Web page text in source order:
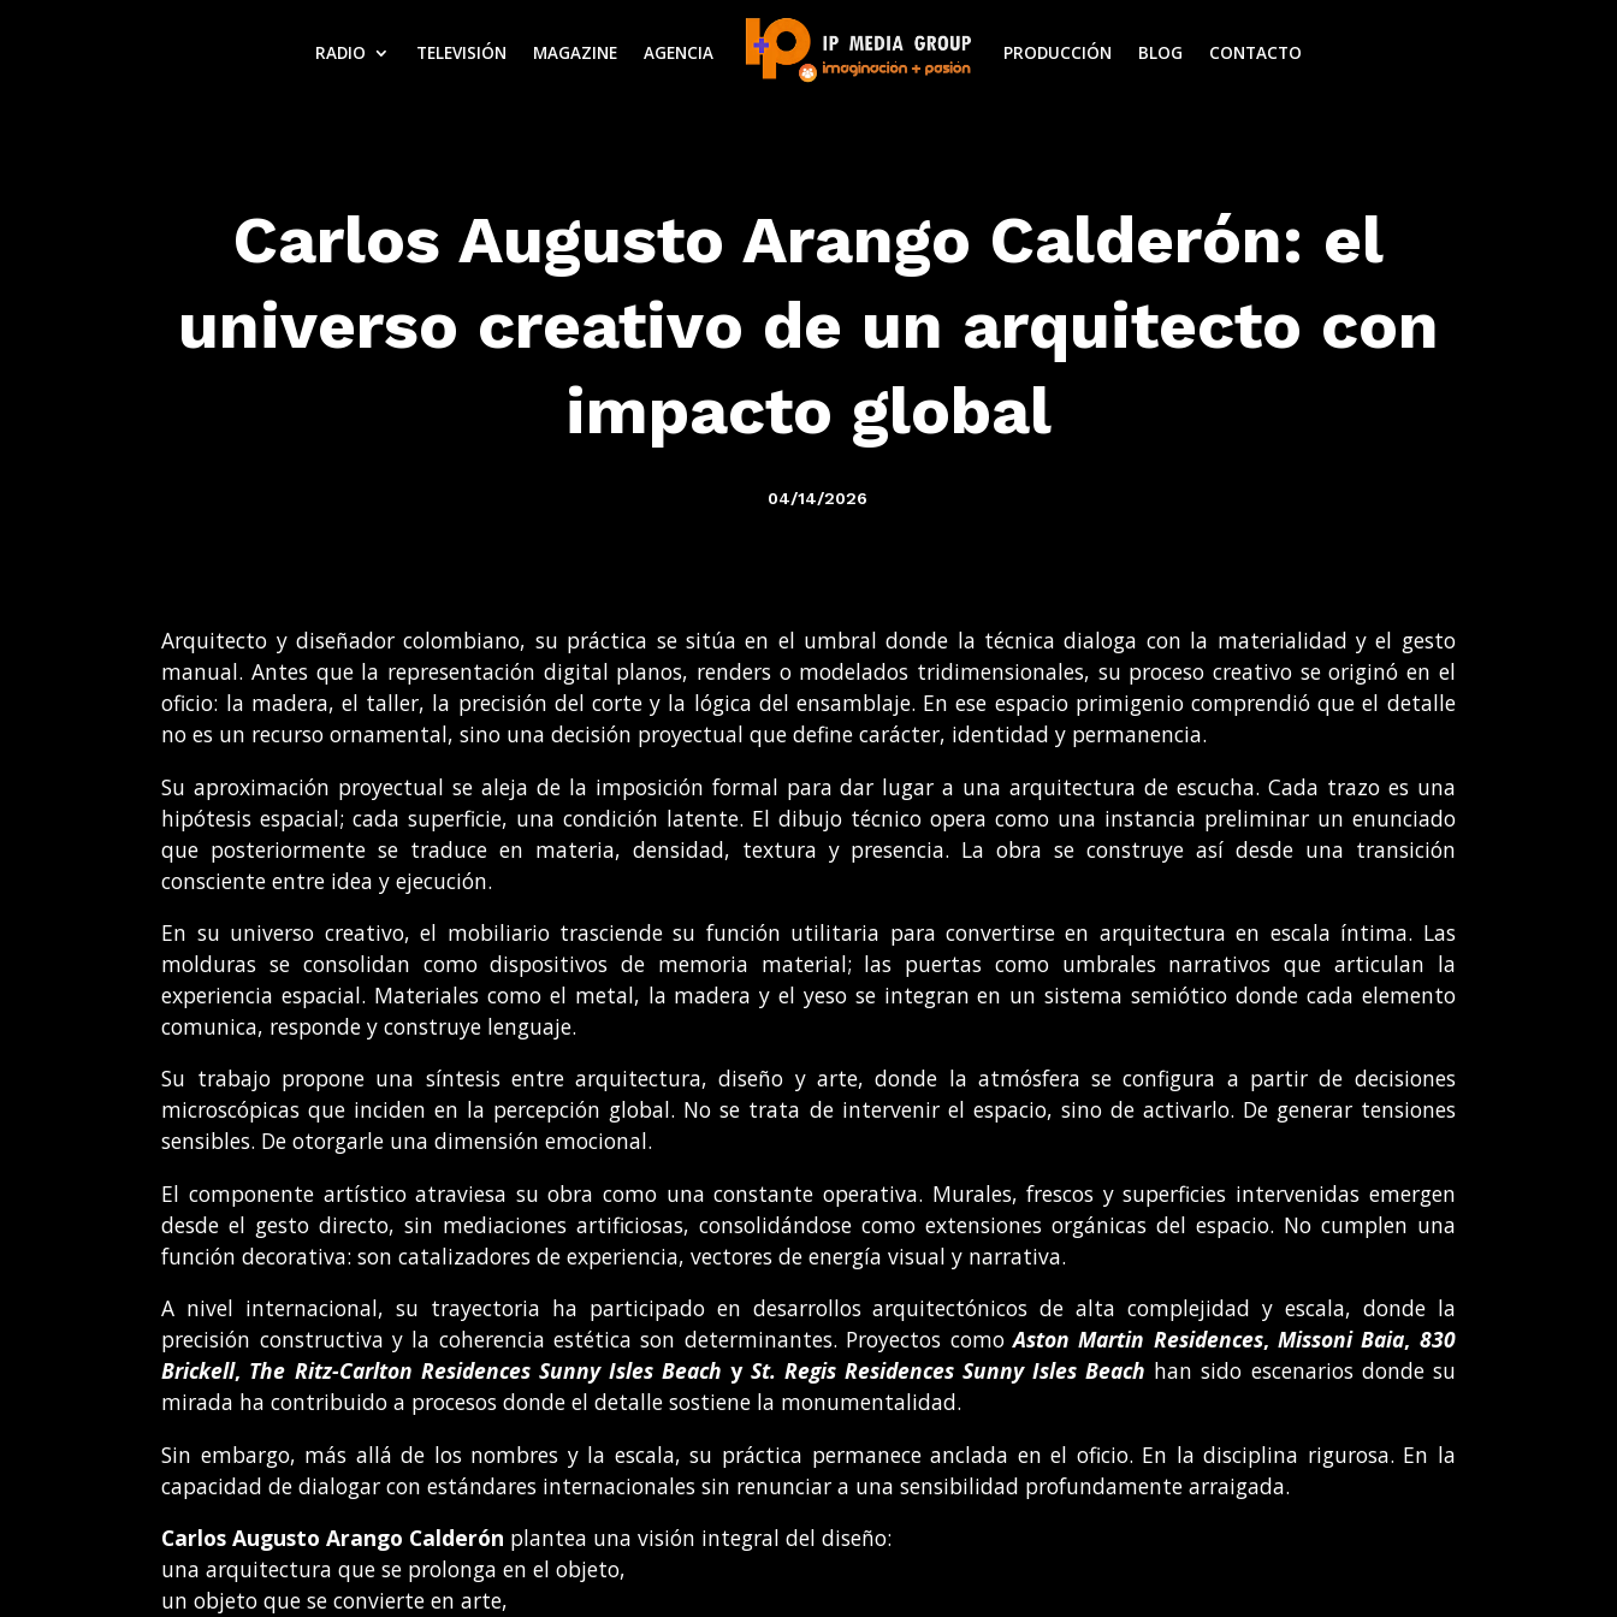
RADIO TELEVISIÓN MAGAZINE AGENCIA PRODUCCIÓN BLOG CONTACTO
Carlos Augusto Arango Calderón: el
universo creativo de un arquitecto con
impacto global
04/14/2026
Arquitecto y diseñador colombiano, su práctica se sitúa en el umbral donde la técnica dialoga con la materialidad y el gesto
manual. Antes que la representación digital planos, renders o modelados tridimensionales, su proceso creativo se originó en el
oficio: la madera, el taller, la precisión del corte y la lógica del ensamblaje. En ese espacio primigenio comprendió que el detalle
no es un recurso ornamental, sino una decisión proyectual que define carácter, identidad y permanencia.
Su aproximación proyectual se aleja de la imposición formal para dar lugar a una arquitectura de escucha. Cada trazo es una
hipótesis espacial; cada superficie, una condición latente. El dibujo técnico opera como una instancia preliminar un enunciado
que posteriormente se traduce en materia, densidad, textura y presencia. La obra se construye así desde una transición
consciente entre idea y ejecución.
En su universo creativo, el mobiliario trasciende su función utilitaria para convertirse en arquitectura en escala íntima. Las
molduras se consolidan como dispositivos de memoria material; las puertas como umbrales narrativos que articulan la
experiencia espacial. Materiales como el metal, la madera y el yeso se integran en un sistema semiótico donde cada elemento
comunica, responde y construye lenguaje.
Su trabajo propone una síntesis entre arquitectura, diseño y arte, donde la atmósfera se configura a partir de decisiones
microscópicas que inciden en la percepción global. No se trata de intervenir el espacio, sino de activarlo. De generar tensiones
sensibles. De otorgarle una dimensión emocional.
El componente artístico atraviesa su obra como una constante operativa. Murales, frescos y superficies intervenidas emergen
desde el gesto directo, sin mediaciones artificiosas, consolidándose como extensiones orgánicas del espacio. No cumplen una
función decorativa: son catalizadores de experiencia, vectores de energía visual y narrativa.
A nivel internacional, su trayectoria ha participado en desarrollos arquitectónicos de alta complejidad y escala, donde la
precisión constructiva y la coherencia estética son determinantes. Proyectos comoAston Martin Residences, Missoni Baia, 830
Brickell, The Ritz-Carlton Residences Sunny Isles Beach y St. Regis Residences Sunny Isles Beach han sido escenarios donde su
mirada ha contribuido a procesos donde el detalle sostiene la monumentalidad.
Sin embargo, más allá de los nombres y la escala, su práctica permanece anclada en el oficio. En la disciplina rigurosa. En la
capacidad de dialogar con estándares internacionales sin renunciar a una sensibilidad profundamente arraigada.
Carlos Augusto Arango Calderón plantea una visión integral del diseño:
una arquitectura que se prolonga en el objeto,
un objeto que se convierte en arte,